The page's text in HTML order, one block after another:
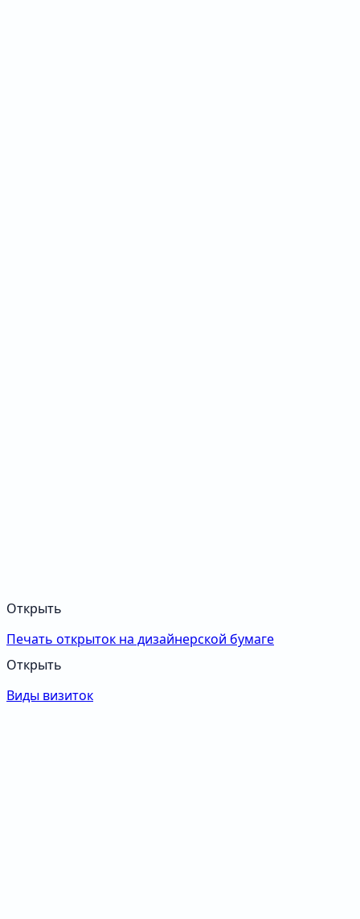
Открыть
Печать открыток на дизайнерской бумаге
Открыть
Виды визиток